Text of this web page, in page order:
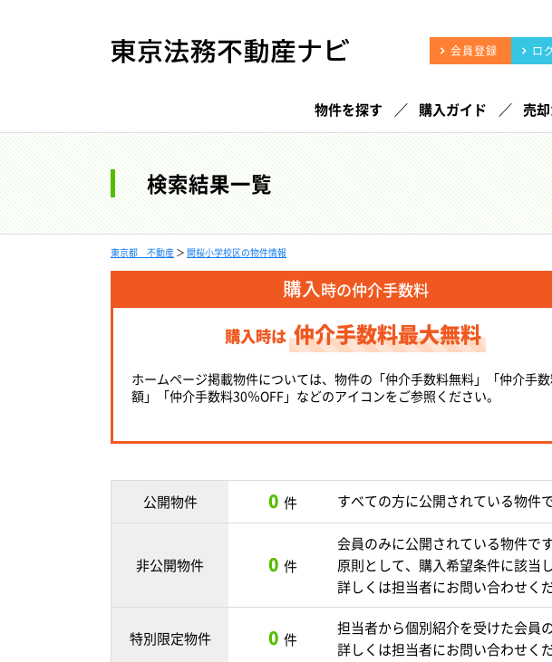
会員登録 ロ
物件を探す 購入ガイド 売
検索結果一覧
東京都 不動産 ＞ 開桜小学校区の物件情報
購入時の仲介手数料
購入時は 仲介手数料最大無料
ホームページ掲載物件については、物件の「仲介手数料無料」「仲介手
額」「仲介手数料30％OFF」などのアイコンをご参照ください。
公開物件 0 件 すべての方に公開されている物件で
非公開物件 0 件
会員のみに公開されている物件です
原則として、購入希望条件に該当
詳しくは担当者にお問い合わせくだ
特別限定物件 0 件
担当者から個別紹介を受けた会員
詳しくは担当者にお問い合わせくだ